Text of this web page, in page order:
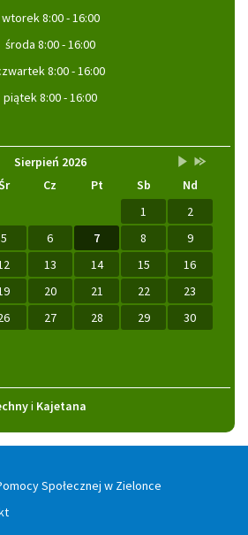
wtorek 8:00 - 16:00
środa 8:00 - 16:00
8:00 - 16:00
piątek 8:00 - 16:00
Lista
wydarzeń
Sierpień 2026Brak
w
Przestaw
na
Wrzesień
2026
Przestaw
na
Sierpień
2027
Cz Pt Sb
Nd
1
2
5 6 7 8
9
13 14 15
16
20 21 22
23
27 28 29
30
i Kajetana
Społecznej w Zielonce